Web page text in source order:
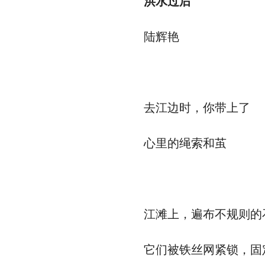
陆辉艳
去江边时，你带上了
心里的绳索和茧
江滩上，遍布不规则的
它们被铁丝网紧锁，固